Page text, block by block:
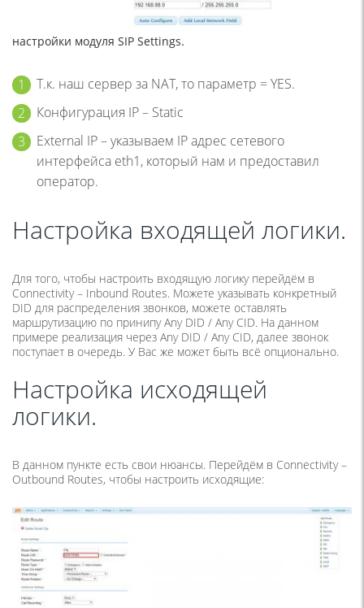
настройки модуля SIP Settings.
Т.к. наш сервер за NAT, то параметр = YES.
Конфигурация IP – Static
External IP – указываем IP адрес сетевого
интерфейса eth1, который нам и предоставил
оператор.
Настройка входящей логики.
Для того, чтобы настроить входящую логику перейдём в
Connectivity – Inbound Routes. Можете указывать конкретный
DID для распределения звонков, можете оставлять
маршрутизацию по принипу Any DID / Any CID. На данном
примере реализация через Any DID / Any CID, далее звонок
поступает в очередь. У Вас же может быть всё опционально.
Настройка исходящей
логики.
В данном пункте есть свои нюансы. Перейдём в Connectivity –
Outbound Routes, чтобы настроить исходящие: